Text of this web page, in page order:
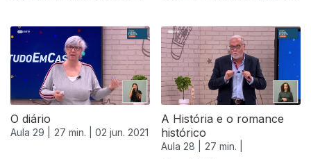
O diário
Aula 29 | 27 min. | 02 jun. 2021
A História e o romance
histórico
Aula 28 |
27 min. |